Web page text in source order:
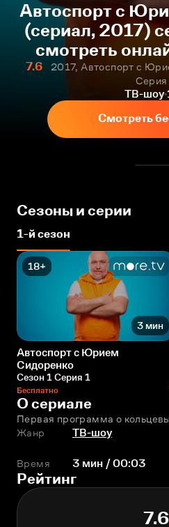
Автоспорт с
(сериал, 2017)
смотреть
7.6
2017, Автоспорт с
Серия
ТВ-шоу
Смотреть
Сезоны и серии
1-й сезон
18+
3 мин
Автоспорт с Юрием
Сидоренко
Сезон 1 Серия 1
Бесплатно
О сериале
Первая программа о
Жанр
ТВ-шоу
Время 3 мин / 00:03
Рейтинг
7.6